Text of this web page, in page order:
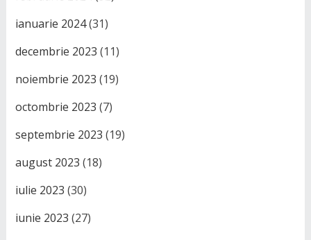
ianuarie 2024(31)
decembrie 2023 (11)
noiembrie 2023 (19)
octombrie 2023 (7)
septembrie 2023 (19)
august 2023 (18)
iulie 2023 (30)
iunie 2023 (27)